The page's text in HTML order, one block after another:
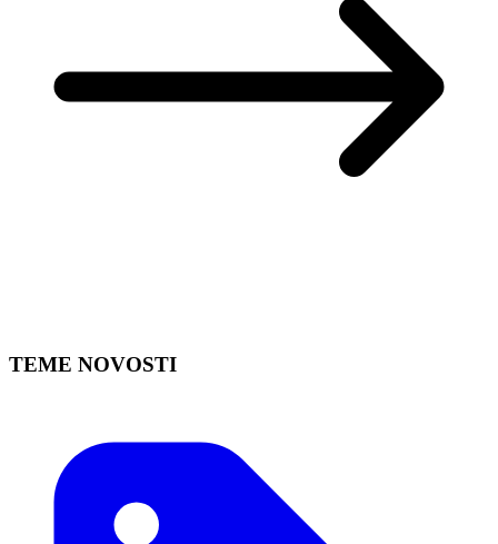
TEME NOVOSTI